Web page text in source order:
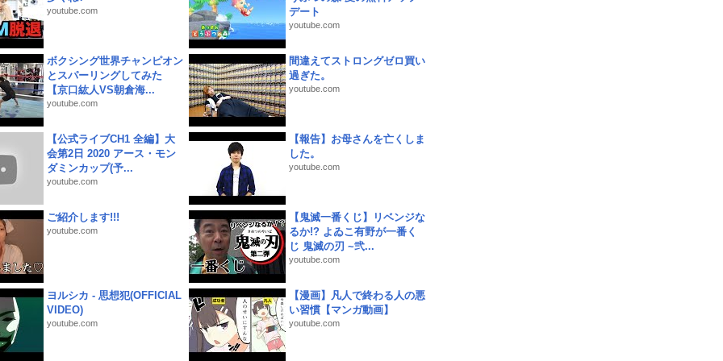
youtube.com
デート
youtube.com
ボクシング世界チャンピオン
とスパーリングしてみた
【京口紘人VS朝倉海...
youtube.com
間違えてストロングゼロ買い
過ぎた。
youtube.com
【公式ライブCH1 全編】大
会第2日 2020 アース・モン
ダミンカップ(予...
youtube.com
【報告】お母さんを亡くしま
した。
youtube.com
ご紹介します!!!
youtube.com
【鬼滅一番くじ】リベンジな
るか!? よゐこ有野が一番く
じ 鬼滅の刃 ~弐...
youtube.com
ヨルシカ - 思想犯(OFFICIAL
VIDEO)
youtube.com
【漫画】凡人で終わる人の悪
い習慣【マンガ動画】
youtube.com